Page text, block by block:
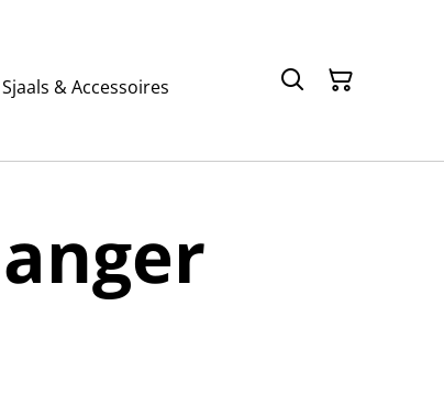
Sjaals & Accessoires